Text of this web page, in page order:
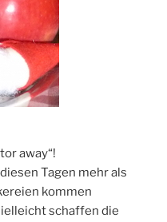
away“!
Tagen mehr als
kommen
schaffen die